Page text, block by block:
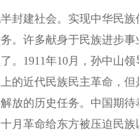
建社会。实现中华民族
。许多献身于民族进步事
。1911年10月，孙中山
的近代民族民主革命，
放的历史任务。中国期
月革命给东方被压迫民